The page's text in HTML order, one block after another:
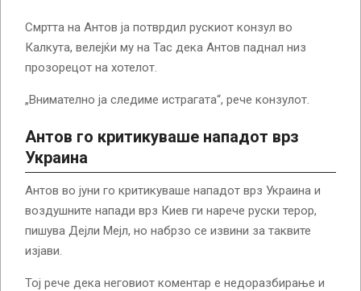
Смртта на Антов ја потврдил рускиот конзул во
Калкута, велејќи му на Тас дека Антов паднал низ
прозорецот на хотелот.
„Внимателно ја следиме истрагата“, рече конзулот.
Антов го критикуваше нападот врз
Украина
Антов во јуни го критикуваше нападот врз Украина и
воздушните напади врз Киев ги нарече руски терор,
пишува Дејли Мејл, но набрзо се извини за таквите
изјави.
Тој рече дека неговиот коментар е недоразбирање и